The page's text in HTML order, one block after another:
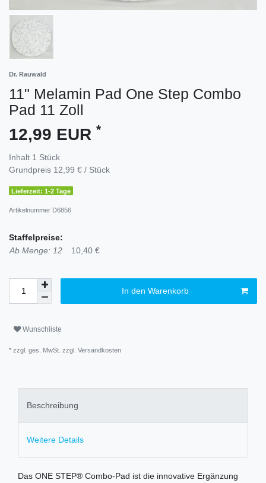
Dr. Rauwald
11" Melamin Pad One Step Combo
Pad 11 Zoll
12,99 EUR *
Inhalt 1 Stück
Grundpreis 12,99 € / Stück
Lieferzeit: 1-2 Tage
Artikelnummer D6856
Staffelpreise:
Ab Menge: 12
10,40 €
In den Warenkorb
Wunschliste
* zzgl. ges. MwSt. zzgl. Versandkosten
Beschreibung
Weitere Details
Das ONE STEP® Combo-Pad ist die innovative Ergänzung